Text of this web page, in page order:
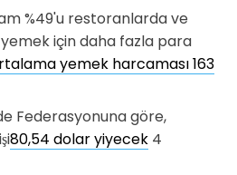
%49'u restoranlarda ve
yemek için daha fazla para
yemek harcaması 163
Federasyonuna göre,
80,54 dolar yiyecek 4